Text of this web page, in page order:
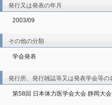
発行又は発表の年月
2003/09
その他の分類
学会発表
発行所、発行雑誌等又は発表学会等の
第58回 日本体力医学会大会 静岡大会